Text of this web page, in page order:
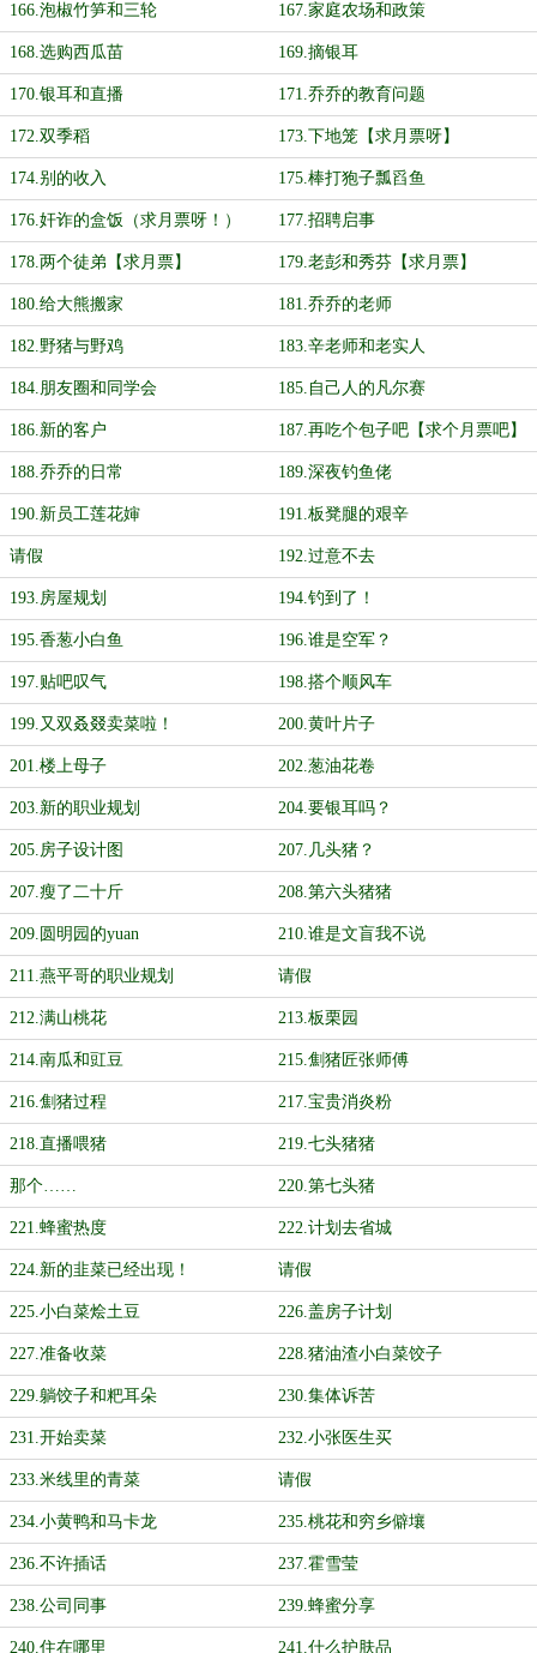
166.泡椒竹笋和三轮 167.家庭农场和政策
168.选购西瓜苗 169.摘银耳
170.银耳和直播 171.乔乔的教育问题
172.双季稻 173.下地笼【求月票呀】
174.别的收入 175.棒打狍子瓢舀鱼
176.奸诈的盒饭（求月票呀！） 177.招聘启事
178.两个徒弟【求月票】 179.老彭和秀芬【求月票】
180.给大熊搬家 181.乔乔的老师
182.野猪与野鸡 183.辛老师和老实人
184.朋友圈和同学会 185.自己人的凡尔赛
186.新的客户 187.再吃个包子吧【求个月票吧】
188.乔乔的日常 189.深夜钓鱼佬
190.新员工莲花婶 191.板凳腿的艰辛
请假 192.过意不去
193.房屋规划 194.钓到了！
195.香葱小白鱼 196.谁是空军？
197.贴吧叹气 198.搭个顺风车
199.又双叒叕卖菜啦！ 200.黄叶片子
201.楼上母子 202.葱油花卷
203.新的职业规划 204.要银耳吗？
205.房子设计图 207.几头猪？
207.瘦了二十斤 208.第六头猪猪
209.圆明园的yuan 210.谁是文盲我不说
211.燕平哥的职业规划 请假
212.满山桃花 213.板栗园
214.南瓜和豇豆 215.劁猪匠张师傅
216.劁猪过程 217.宝贵消炎粉
218.直播喂猪 219.七头猪猪
那个…… 220.第七头猪
221.蜂蜜热度 222.计划去省城
224.新的韭菜已经出现！ 请假
225.小白菜烩土豆 226.盖房子计划
227.准备收菜 228.猪油渣小白菜饺子
229.躺饺子和粑耳朵 230.集体诉苦
231.开始卖菜 232.小张医生买
233.米线里的青菜 请假
234.小黄鸭和马卡龙 235.桃花和穷乡僻壤
236.不许插话 237.霍雪莹
238.公司同事 239.蜂蜜分享
240.住在哪里 241.什么护肤品